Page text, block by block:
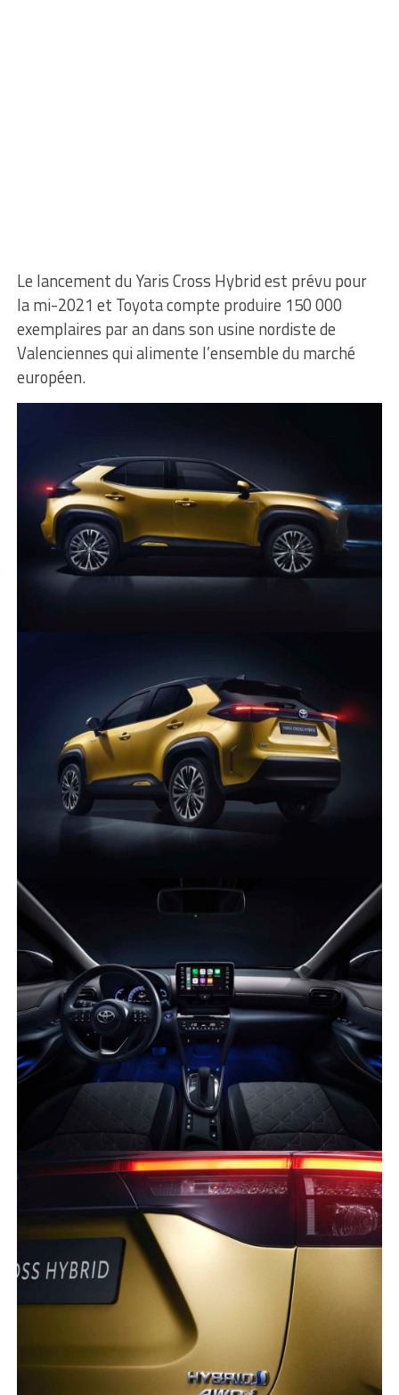
Le lancement du Yaris Cross Hybrid est prévu pour
la mi-2021 et Toyota compte produire 150 000
exemplaires par an dans son usine nordiste de
Valenciennes qui alimente l’ensemble du marché
européen.